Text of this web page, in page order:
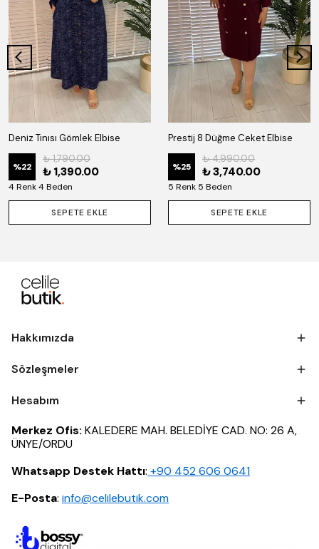
Deniz Tınısı Gömlek Elbise
%22
₺ 1,790.00
₺ 1,390.00
4 Renk 4 Beden
SEPETE EKLE
Prestij 8 Düğme Ceket Elbise
%25
₺ 4,990.00
₺ 3,740.00
5 Renk 5 Beden
SEPETE EKLE
Hakkımızda
Sözleşmeler
Hesabım
Merkez Ofis: KALEDERE MAH. BELEDİYE CAD. NO: 26 A,
ÜNYE/ORDU
Whatsapp Destek Hattı: ‪+90 452 606 0641
E-Posta: info@celilebutik.com